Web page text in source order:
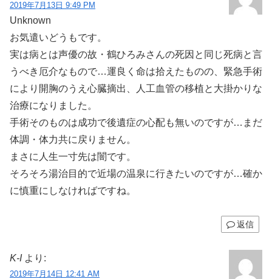
2019年7月13日 9:49 PM
Unknown
お気遣いどうもです。
実は病とは声優の故・鶴ひろみさんの死因と同じ死病と言
うべき厄介なもので…運良く命は拾えたものの、緊急手術
により開胸のうえ心臓摘出、人工血管の移植と大掛かりな
治療になりました。
手術そのものは成功で後遺症の心配も無いのですが…まだ
体調・体力共に戻りません。
まさに人生一寸先は闇です。
そろそろ湯治目的で近場の温泉に行きたいのですが…確か
に慎重にしなければですね。
返信
K-I より:
2019年7月14日 12:41 AM